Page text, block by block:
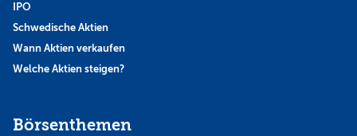
IPO
Schwedische Aktien
Wann Aktien verkaufen
Welche Aktien steigen?
Börsenthemen